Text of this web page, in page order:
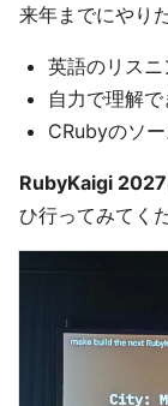
来年までにやり
英語のリス
自力で理解
CRubyのソ
RubyKaigi 2027
ひ行ってみてく